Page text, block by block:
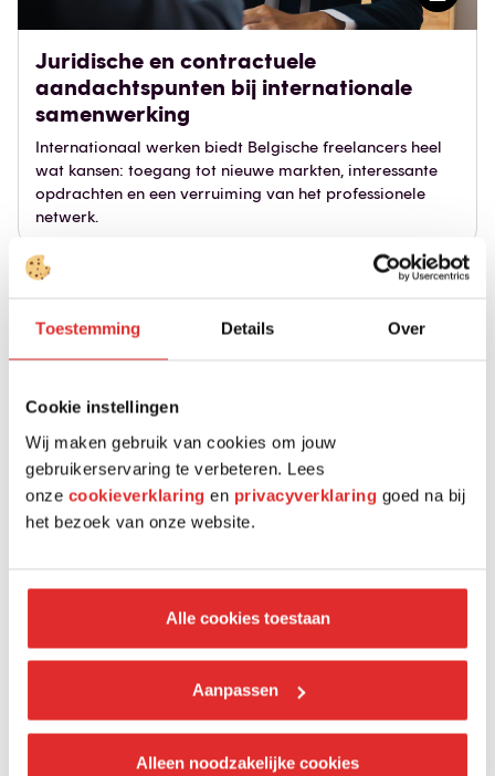
Toestemming Details Over
Cookie instellingen
Wij maken gebruik van cookies om jouw
gebruikerservaring te verbeteren. Lees
onze cookieverklaring en privacyverklaring goed na bij
het bezoek van onze website.
Alle cookies toestaan
Aanpassen
Alleen noodzakelijke cookies
Juridische en contractuele
aandachtspunten bij internationale
samenwerking
Internationaal werken biedt Belgische freelancers heel
wat kansen: toegang tot nieuwe markten, interessante
opdrachten en een verruiming van het professionele
netwerk.
Digital nomad: freelance werken waar
Ontdek hoe je als digital nomad locatie-onafhankelijk
kunt werken, je eigen uren bepaalt en de wereld als
productiviteit en een freelance carrière opbouwt die
past bij jouw levensstijl.